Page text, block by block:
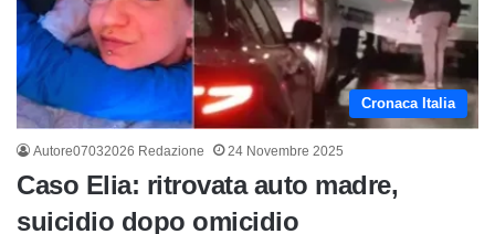
Cronaca Italia
Autore07032026 Redazione 24 Novembre 2025
Caso Elia: ritrovata auto madre,
suicidio dopo omicidio